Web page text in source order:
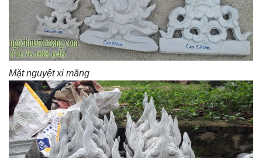
Mặt nguyệt xi măng